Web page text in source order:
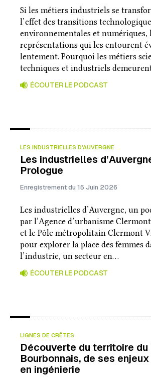
Si les métiers industriels se
l’effet des transitions
environnementales et numériques,
représentations qui les entourent
lentement. Pourquoi les métiers
techniques et industriels
ÉCOUTER LE PODCAST
LES INDUSTRIELLES D'AUVERGNE
Les industrielles
Prologue
Enregistrement du 15 Juin 2026
Les industrielles d’Auvergne, un
par l’Agence d’urbanisme
et le Pôle métropolitain Clermont
pour explorer la place des femmes
l’industrie, un secteur en…
ÉCOUTER LE PODCAST
LIGNES DE CRÊTES
Découverte du territoire du
Bourbonnais, de ses
en ingénierie